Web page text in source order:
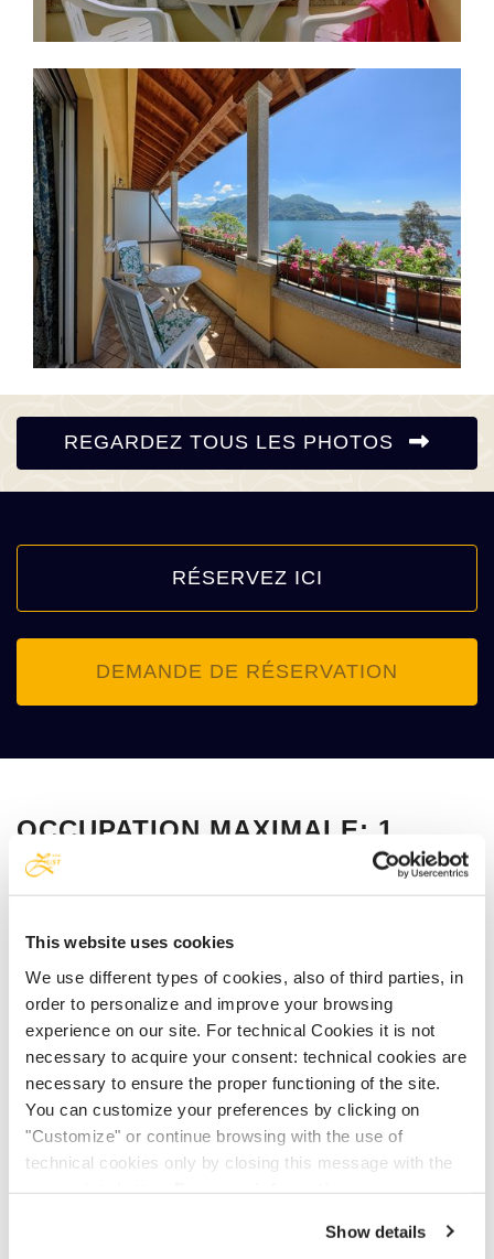
This website uses cookies
We use different types of cookies, also of third parties, in
order to personalize and improve your browsing
experience on our site. For technical Cookies it is not
necessary to acquire your consent: technical cookies are
necessary to ensure the proper functioning of the site.
You can customize your preferences by clicking on
"Customize" or continue browsing with the use of
technical cookies only by closing this message with the
Show details
REGARDEZ TOUS LES PHOTOS
RÉSERVEZ ICI
DEMANDE DE RÉSERVATION
OCCUPATION MAXIMALE: 1
PERSONNE
MIN.
€ 100,90 € 243,00
Vous pouvez trouver les prix actuels en ligne!